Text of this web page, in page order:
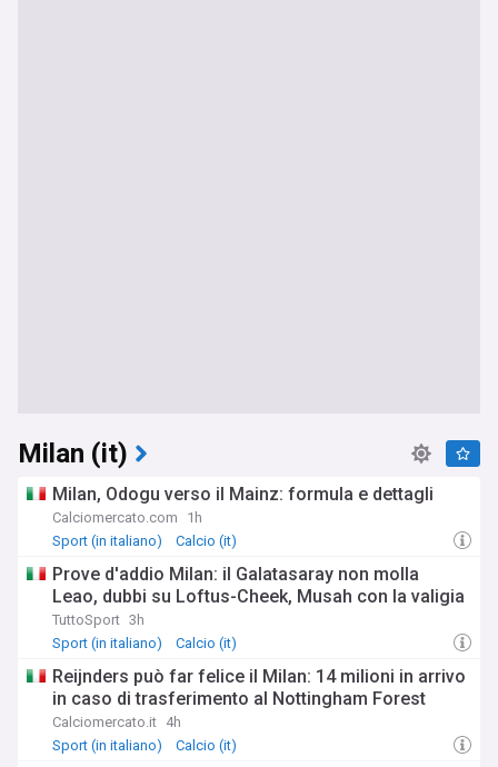
Milan (it)
Milan, Odogu verso il Mainz: formula e dettagli
Calciomercato.com
1h
Sport (in italiano)
Calcio (it)
Prove d'addio Milan: il Galatasaray non molla
Leao, dubbi su Loftus-Cheek, Musah con la valigia
TuttoSport 3h
Sport (in italiano)
Calcio (it)
Reijnders può far felice il Milan: 14 milioni in arrivo
in caso di trasferimento al Nottingham Forest
Calciomercato.it 4h
Sport (in italiano)
Calcio (it)